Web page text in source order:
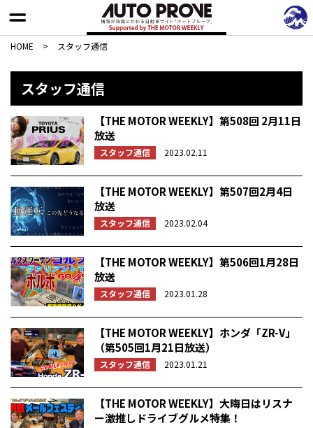
HOME > スタッフ通信
スタッフ通信
【THE MOTOR WEEKLY】第508回 2月11日
放送
スタッフ通信 2023.02.11
【THE MOTOR WEEKLY】第507回2月4日
放送
スタッフ通信 2023.02.04
【THE MOTOR WEEKLY】第506回1月28日
放送
スタッフ通信 2023.01.28
【THE MOTOR WEEKLY】ホンダ「ZR-V」
（第505回1月21日放送）
スタッフ通信 2023.01.21
【THE MOTOR WEEKLY】大晦日はリスナ
ー激推しドライブグルメ特集！